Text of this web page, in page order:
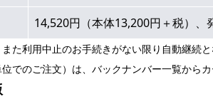
14,520円（本体13,200円＋税）、
た利用中止のお手続きがない限り自動継続と
でのご注文）は、バックナンバー一覧から